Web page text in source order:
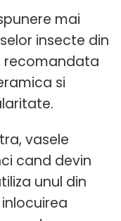
mai
insecte din
recomandata
si
vasele
cand devin
unul din